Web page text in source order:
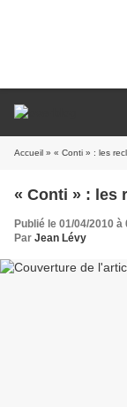
Accueil » « Conti » : les
« Conti » : les
Publié le 01/04/2010 à
Par Jean Lévy